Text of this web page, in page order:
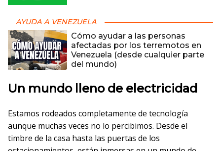
AYUDA A VENEZUELA
Cómo ayudar a las personas
afectadas por los terremotos en
Venezuela (desde cualquier parte
del mundo)
Un mundo lleno de electricidad
Estamos rodeados completamente de tecnología
aunque muchas veces no lo percibimos. Desde el
timbre de la casa hasta las puertas de los